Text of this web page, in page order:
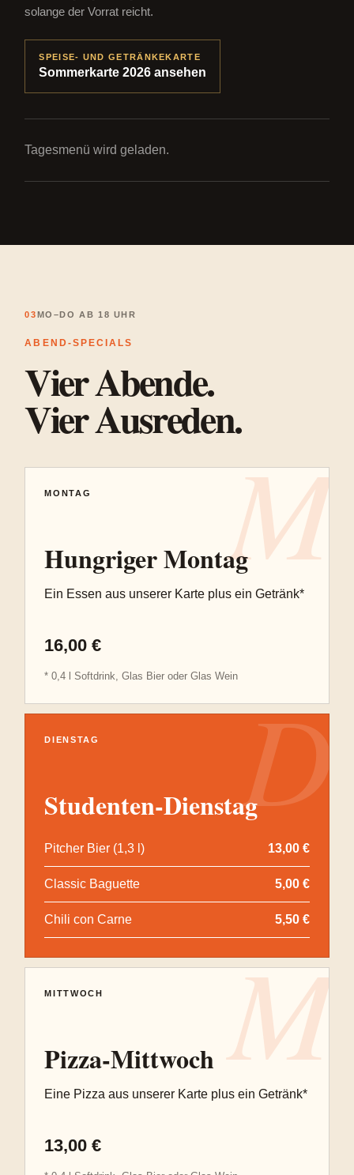
solange der Vorrat reicht.
SPEISE- UND GETRÄNKEKARTE
Sommerkarte 2026 ansehen
Tagesmenü wird geladen.
03 MO–DO AB 18 UHR
ABEND-SPECIALS
Vier Abende.
Vier Ausreden.
M
MONTAG
Hungriger Montag
Ein Essen aus unserer Karte plus ein Getränk*
16,00 €
* 0,4 l Softdrink, Glas Bier oder Glas Wein D
DIENSTAG
Studenten-Dienstag
Pitcher Bier (1,3 l) 13,00 €
Classic Baguette 5,00 €
Chili con Carne 5,50 €
M
MITTWOCH
Pizza-Mittwoch
Eine Pizza aus unserer Karte plus ein Getränk*
13,00 €